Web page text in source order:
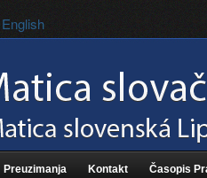
Preuzimanja Kontakt Časopis
English